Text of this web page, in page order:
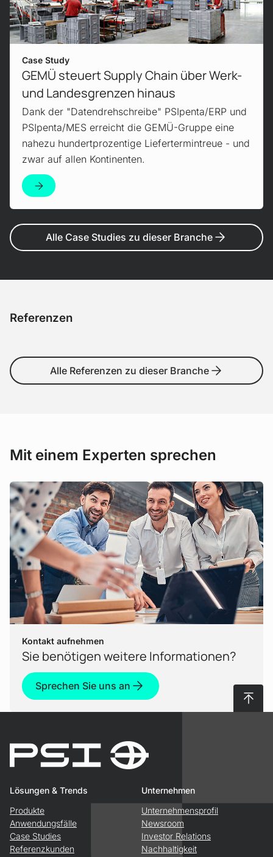
Case Study
GEMÜ steuert Supply Chain über Werk-
und Landesgrenzen hinaus
Dank der "Datendrehschreibe" PSIpenta/ERP und
PSIpenta/MES erreicht die GEMÜ-Gruppe eine
nahezu hundertprozentige Liefertermintreue - und
zwar auf allen Kontinenten.
Alle Case Studies zu dieser Branche
Referenzen
Alle Referenzen zu dieser Branche
Mit einem Experten sprechen
Kontakt aufnehmen
Sie benötigen weitere Informationen?
Sprechen Sie uns an
Lösungen & Trends
Produkte
Anwendungsfälle
Case Studies
Referenzkunden
Unternehmen
Unternehmensprofil
Newsroom
Investor Relations
Nachhaltigkeit
Nach